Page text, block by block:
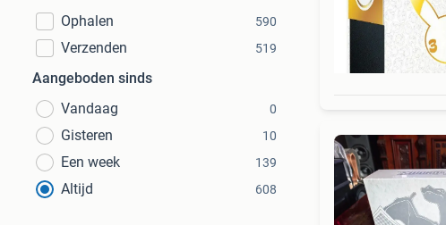
Ophalen
590
Verzenden 519
Aangeboden sinds
Vandaag
0
Gisteren 10
Een week 139
Altijd 608